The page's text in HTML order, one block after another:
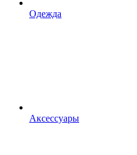
Одежда
Аксессуары